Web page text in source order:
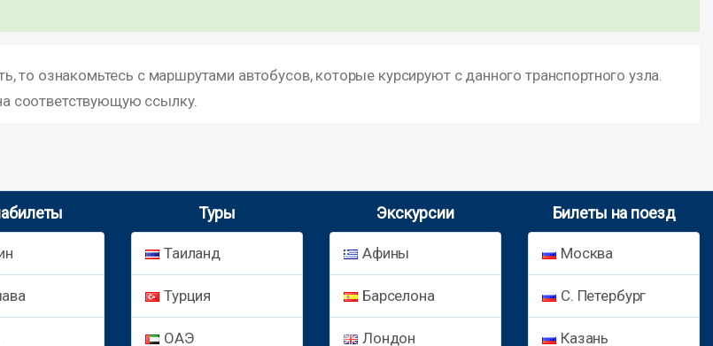
то ознакомьтесь с маршрутами автобусов, которые курсируют с данного транспортного узла.
соответствующую ссылку.
Туры
Таиланд
Турция
ОАЭ
Экскурсии
Афины
Барселона
Лондон
Билеты на поезд
Москва
С. Петербург
Казань